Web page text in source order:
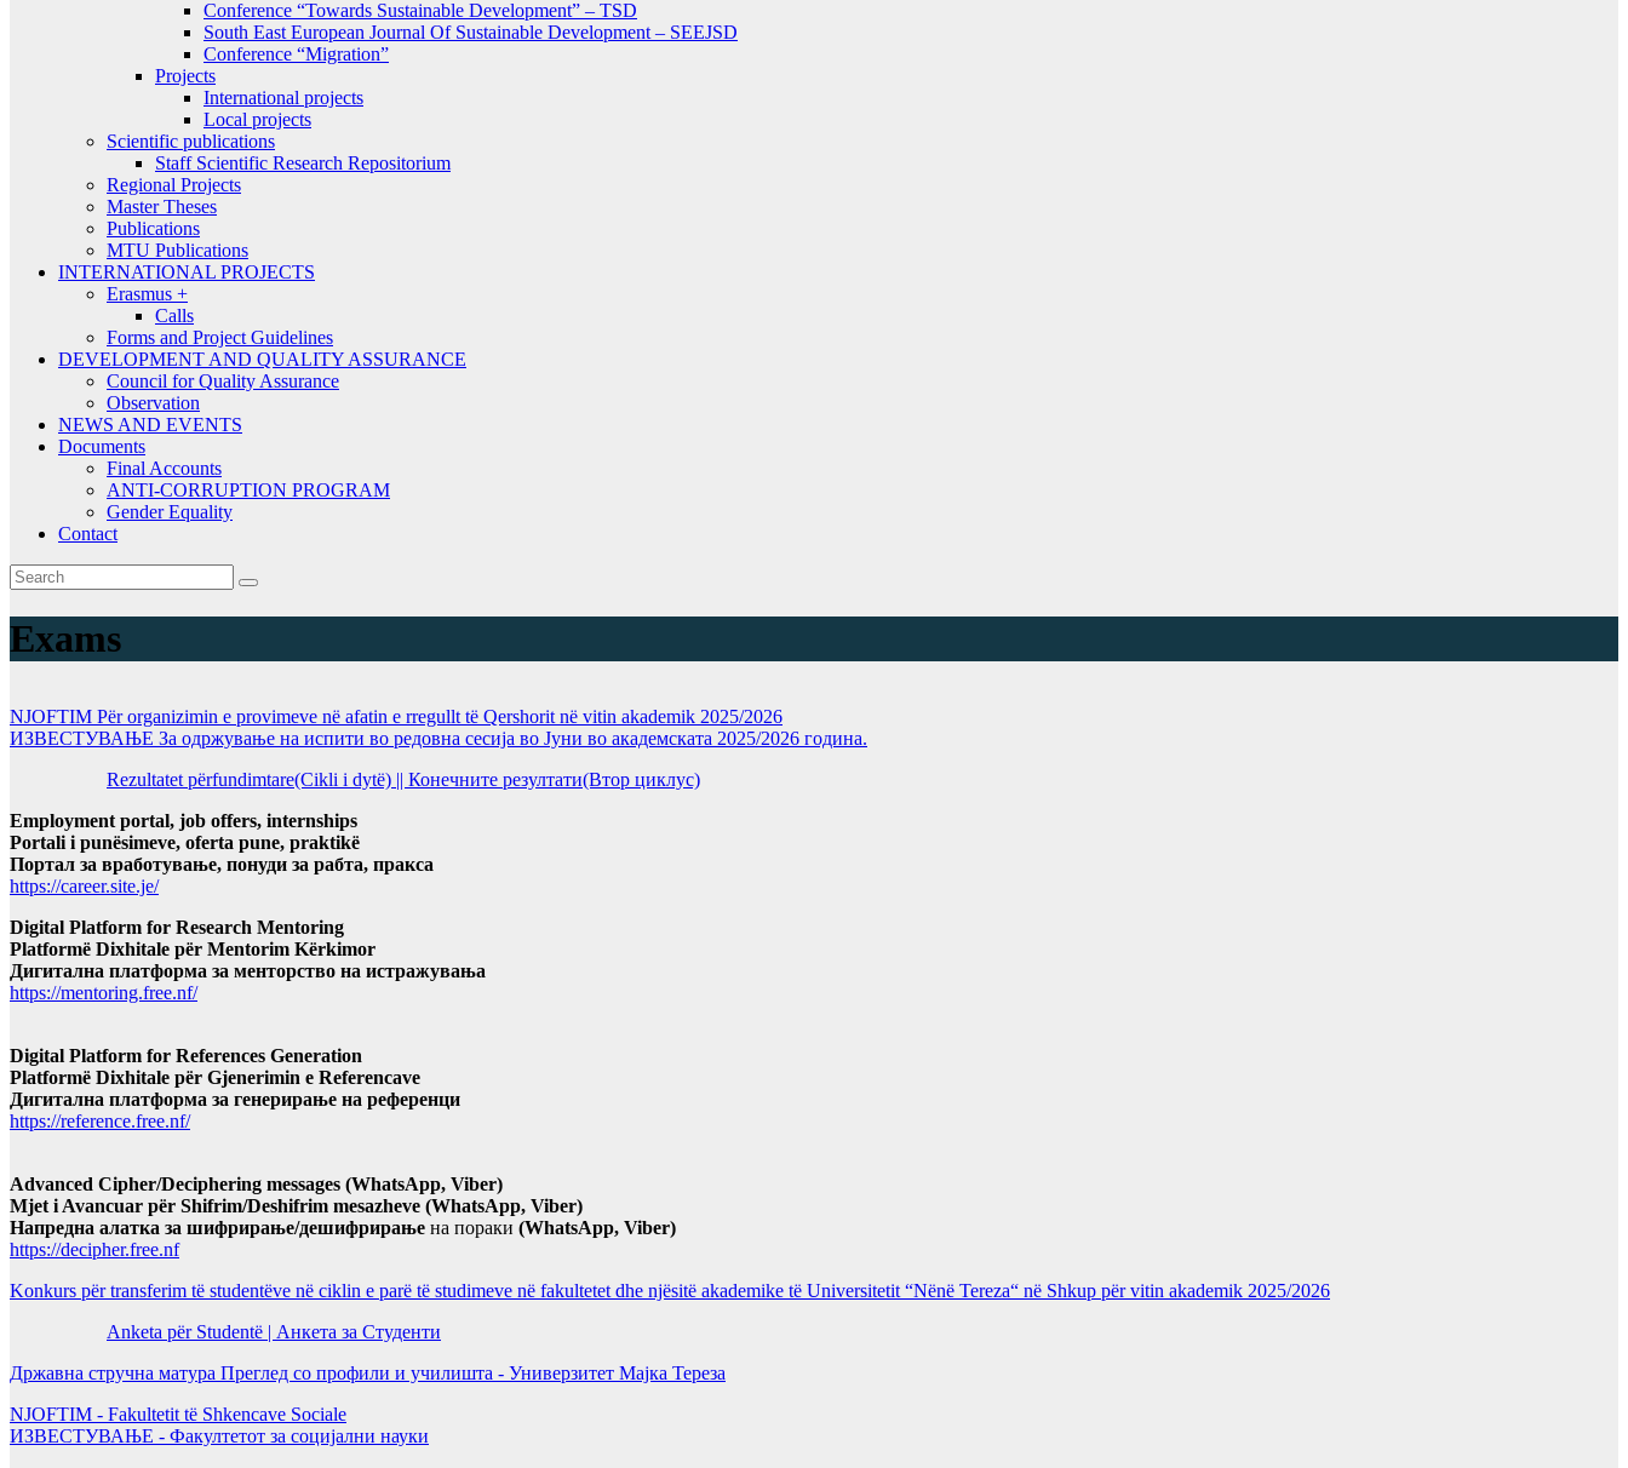
Conference “Towards Sustainable Development” – TSD
South East European Journal Of Sustainable Development – SEEJSD
Conference “Migration”
Projects
International projects
Local projects
Scientific publications
Staff Scientific Research Repositorium
Regional Projects
Master Theses
Publications
MTU Publications
INTERNATIONAL PROJECTS
Erasmus +
Calls
Forms and Project Guidelines
DEVELOPMENT AND QUALITY ASSURANCE
Council for Quality Assurance
Observation
NEWS AND EVENTS
Documents
Final Accounts
ANTI-CORRUPTION PROGRAM
Gender Equality
Contact
Exams
NJOFTIM Për organizimin e provimeve në afatin e rregullt të Qershorit në vitin akademik 2025/2026
ИЗВЕСТУВАЊЕ За одржување на испити во редовна сесија во Јуни во академската 2025/2026 година.
Rezultatet përfundimtare(Cikli i dytë) || Конечните резултати(Втор циклус)
Employment portal, job offers, internships
Portali i punësimeve, oferta pune, praktikë
Портал за вработување, понуди за рабта, пракса
https://career.site.je/
Digital Platform for Research Mentoring
Platformë Dixhitale për Mentorim Kërkimor
Дигитална платформа за менторство на истражувања
https://mentoring.free.nf/
Digital Platform for References Generation
Platformë Dixhitale për Gjenerimin e Referencave
Дигитална платформа за генерирање на референци
https://reference.free.nf/
Advanced Cipher/Deciphering messages (WhatsApp, Viber)
Mjet i Avancuar për Shifrim/Deshifrim mesazheve (WhatsApp, Viber)
Напредна алатка за шифрирање/дешифрирање на пораки (WhatsApp, Viber)
https://decipher.free.nf
Konkurs për transferim të studentëve në ciklin e parë të studimeve në fakultetet dhe njësitë akademike të Universitetit “Nënë Tereza“ në Shkup për vitin akademik 2025/2026
Anketa për Studentë | Анкета за Студенти
Државна стручна матура Преглед со профили и училишта - Универзитет Мајка Тереза
NJOFTIM - Fakultetit të Shkencave Sociale
ИЗВЕСТУВАЊЕ - Факултетот за социјални науки